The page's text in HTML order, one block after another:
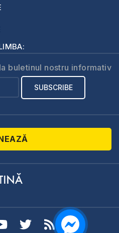
buletinul nostru informativ